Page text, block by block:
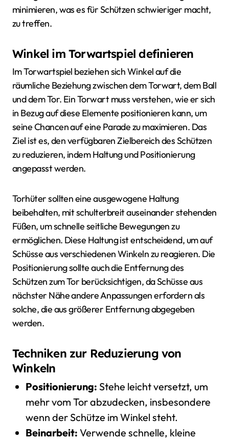
minimieren, was es für Schützen schwieriger macht,
zu treffen.
Winkel im Torwartspiel definieren
Im Torwartspiel beziehen sich Winkel auf die
räumliche Beziehung zwischen dem Torwart, dem Ball
und dem Tor. Ein Torwart muss verstehen, wie er sich
in Bezug auf diese Elemente positionieren kann, um
seine Chancen auf eine Parade zu maximieren. Das
Ziel ist es, den verfügbaren Zielbereich des Schützen
zu reduzieren, indem Haltung und Positionierung
angepasst werden.
Torhüter sollten eine ausgewogene Haltung
beibehalten, mit schulterbreit auseinander stehenden
Füßen, um schnelle seitliche Bewegungen zu
ermöglichen. Diese Haltung ist entscheidend, um auf
Schüsse aus verschiedenen Winkeln zu reagieren. Die
Positionierung sollte auch die Entfernung des
Schützen zum Tor berücksichtigen, da Schüsse aus
nächster Nähe andere Anpassungen erfordern als
solche, die aus größerer Entfernung abgegeben
werden.
Techniken zur Reduzierung von
Winkeln
Positionierung: Stehe leicht versetzt, um
mehr vom Tor abzudecken, insbesondere
wenn der Schütze im Winkel steht.
Beinarbeit: Verwende schnelle, kleine